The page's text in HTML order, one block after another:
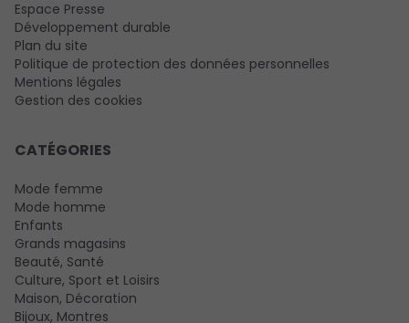
Espace Presse
Développement durable
Plan du site
Politique de protection des données personnelles
Mentions légales
Gestion des cookies
CATÉGORIES
Mode femme
Mode homme
Enfants
Grands magasins
Beauté, Santé
Culture, Sport et Loisirs
Maison, Décoration
Bijoux, Montres